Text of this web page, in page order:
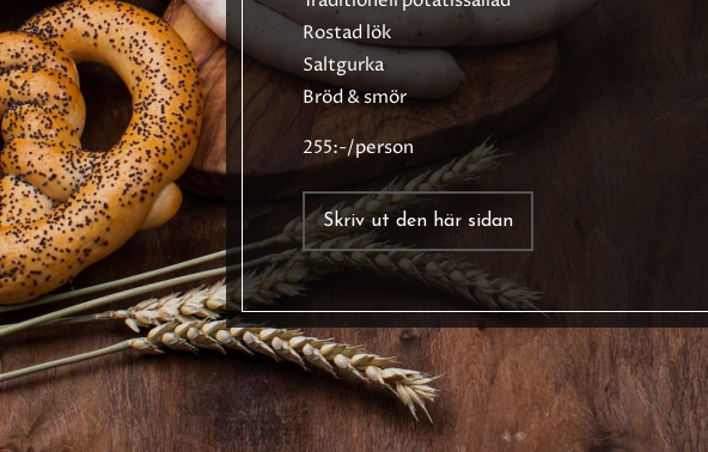
Rostad lök
Saltgurka
Bröd & smör
255:-/person
Skriv ut den här sidan